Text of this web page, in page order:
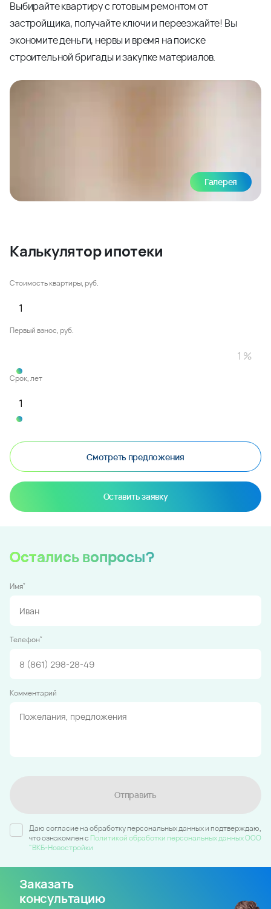
Выбирайте квартиру с готовым ремонтом от
застройщика, получайте ключи и переезжайте! Вы
экономите деньги, нервы и время на поиске
строительной бригады и закупке материалов.
Галерея
Калькулятор ипотеки
Стоимость квартиры, руб.
Первый взнос, руб.
Срок, лет
Смотреть предложения
Оставить заявку
Остались вопросы?
Имя*
Телефон*
Комментарий
Отправить
Даю согласие на обработку персональных данных и подтверждаю,
что ознакомлен c Политикой обработки персональных данных ООО
"ВКБ-Новостройки
Заказать
консультацию